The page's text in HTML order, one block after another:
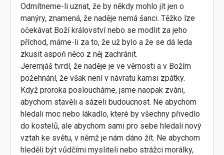
Odmítneme-li uznat, že by někdy mohlo jít jen o
manýry, znamená, že naděje nemá šanci. Těžko lze
očekávat Boží království nebo se modlit za jeho
příchod, máme-li za to, že už bylo a že se dá leda
zkusit aspoň něco z něj zachránit.
Jeremjáš tvrdí, že naděje je ve věrnosti a v Božím
požehnání, že však není v návratu kamsi zpátky.
Když proroka posloucháme, jsme naopak zváni,
abychom stavěli a sázeli budoucnost. Ne abychom
hledali moc nebo lákadlo, které by všechny přivedlo
do kostelů, ale abychom sami pro sebe hledali nový
vztah ke světu, v němž je nám dáno žít. Ne abychom
hleděli být vůdčími mysliteli nebo strážci morálky,